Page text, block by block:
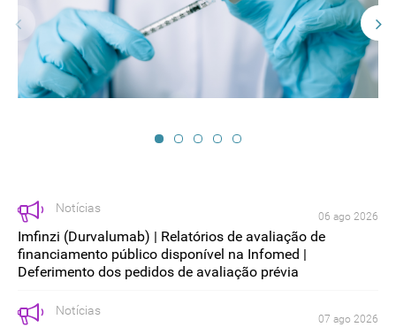
Notícias
06 ago 2026
Imfinzi (Durvalumab) | Relatórios de avaliação de
financiamento público disponível na Infomed |
Deferimento dos pedidos de avaliação prévia
Notícias
07 ago 2026